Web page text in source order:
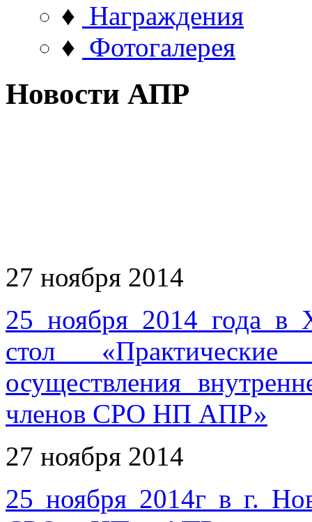
♦ Награждения
♦ Фотогалерея
Новости АПР
27 ноября 2014
25 ноября 2014 года в
стол
осуществления
членов СРО НП АПР»
27 ноября 2014
25 ноября 2014г в г.